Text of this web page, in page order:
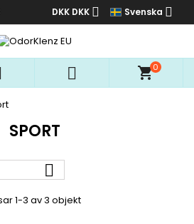
Svenska 
DKK DKK 
 0
SPORT

1-3 av 3 objekt
Avbryt
för att kunna lägga till produkter i